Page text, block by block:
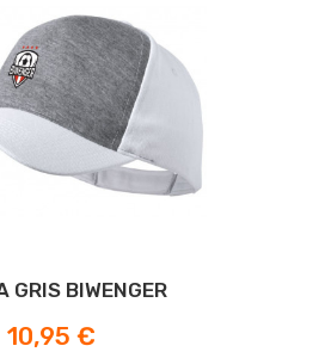
GRIS BIWENGER
Prezzo
10,95 €